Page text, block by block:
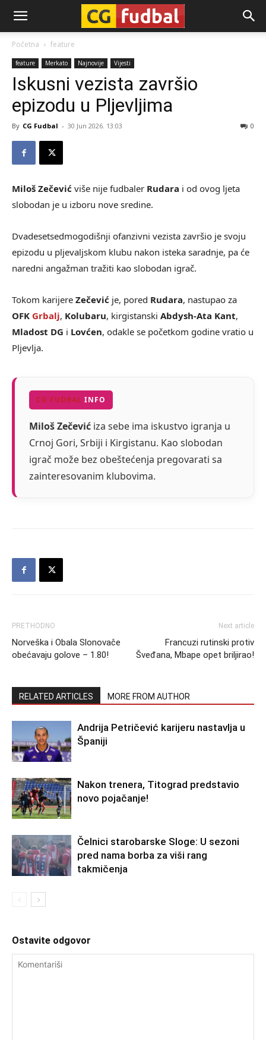
CG-
Fudbal
Početna feature
feature Merkato Najnovije Vijesti
Iskusni vezista završio
epizodu u Pljevljima
By CG Fudbal - 30 Jun 2026. 13:03 0
Miloš Zečević više nije fudbaler Rudara i od ovog ljeta
slobodan je u izboru nove sredine.
Dvadesetsedmogodišnji ofanzivni vezista završio je svoju
epizodu u pljevaljskom klubu nakon isteka saradnje, pa će
naredni angažman tražiti kao slobodan igrač.
Tokom karijere Zečević je, pored Rudara, nastupao za
OFK Grbalj, Kolubaru, kirgistanski Abdysh-Ata Kant,
Mladost DG i Lovćen, odakle se početkom godine vratio u
Pljevlja.
CG FUDBAL INFO
Miloš Zečević iza sebe ima iskustvo igranja u
Crnoj Gori, Srbiji i Kirgistanu. Kao slobodan
igrač može bez obeštećenja pregovarati sa
zainteresovanim klubovima.
PRETHODNO
Norveška i Obala Slonovače
obećavaju golove – 1.80!
Next article
Francuzi rutinski protiv
Šveđana, Mbape opet briljirao!
RELATED ARTICLES MORE FROM AUTHOR
Andrija Petričević karijeru nastavlja u
Španiji
Nakon trenera, Titograd predstavio
novo pojačanje!
Čelnici starobarske Sloge: U sezoni
pred nama borba za viši rang
takmičenja
Ostavite odgovor